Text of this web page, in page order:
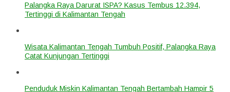
Palangka Raya Darurat ISPA? Kasus Tembus 12.394,
Tertinggi di Kalimantan Tengah
Wisata Kalimantan Tengah Tumbuh Positif, Palangka Raya
Catat Kunjungan Tertinggi
Penduduk Miskin Kalimantan Tengah Bertambah Hampir 5